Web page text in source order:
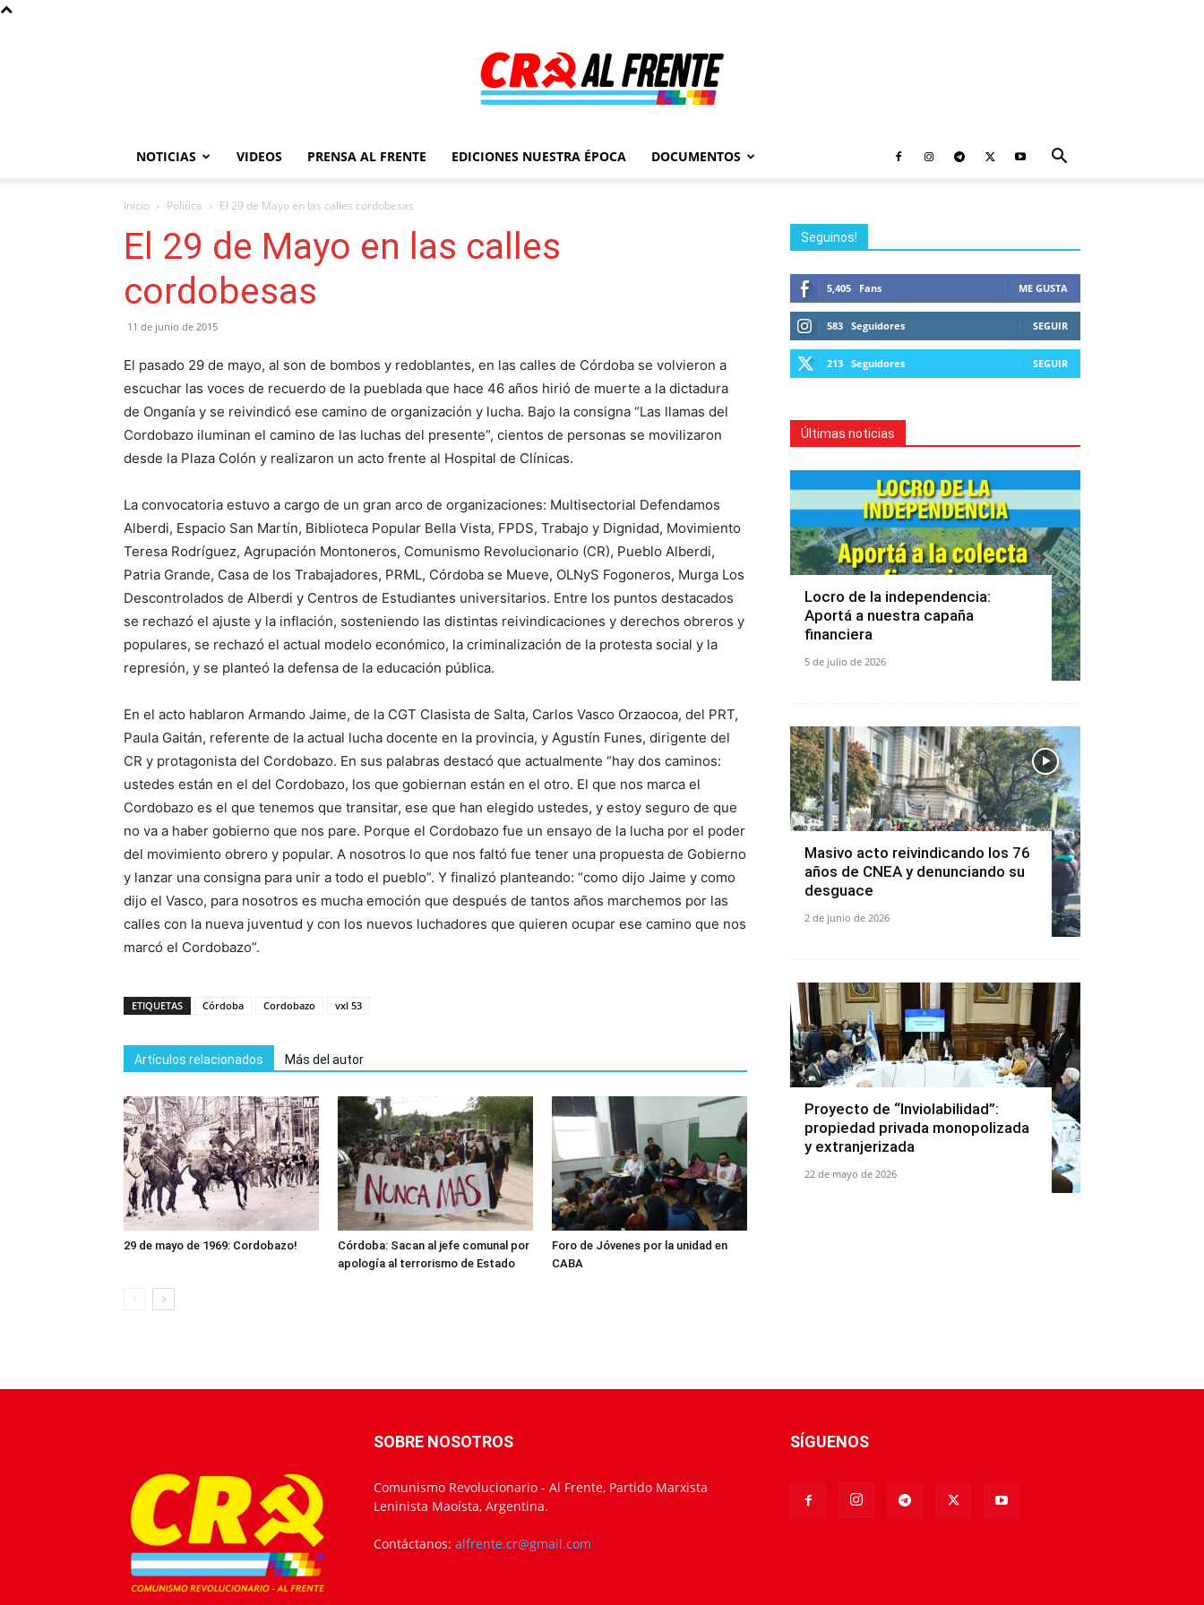
Al
–
CR
NOTICIAS VIDEOS PRENSA AL FRENTE EDICIONES NUESTRA ÉPOCA DOCUMENTOS
Inicio Política El 29 de Mayo en las calles cordobesas
El 29 de Mayo en las calles
cordobesas
11 de junio de 2015
El pasado 29 de mayo, al son de bombos y redoblantes, en las calles de Córdoba se volvieron a
escuchar las voces de recuerdo de la pueblada que hace 46 años hirió de muerte a la dictadura
de Onganía y se reivindicó ese camino de organización y lucha. Bajo la consigna “Las llamas del
Cordobazo iluminan el camino de las luchas del presente”, cientos de personas se movilizaron
desde la Plaza Colón y realizaron un acto frente al Hospital de Clínicas.
La convocatoria estuvo a cargo de un gran arco de organizaciones: Multisectorial Defendamos
Alberdi, Espacio San Martín, Biblioteca Popular Bella Vista, FPDS, Trabajo y Dignidad, Movimiento
Teresa Rodríguez, Agrupación Montoneros, Comunismo Revolucionario (CR), Pueblo Alberdi,
Patria Grande, Casa de los Trabajadores, PRML, Córdoba se Mueve, OLNyS Fogoneros, Murga Los
Descontrolados de Alberdi y Centros de Estudiantes universitarios. Entre los puntos destacados
se rechazó el ajuste y la inflación, sosteniendo las distintas reivindicaciones y derechos obreros y
populares, se rechazó el actual modelo económico, la criminalización de la protesta social y la
represión, y se planteó la defensa de la educación pública.
En el acto hablaron Armando Jaime, de la CGT Clasista de Salta, Carlos Vasco Orzaocoa, del PRT,
Paula Gaitán, referente de la actual lucha docente en la provincia, y Agustín Funes, dirigente del
CR y protagonista del Cordobazo. En sus palabras destacó que actualmente “hay dos caminos:
ustedes están en el del Cordobazo, los que gobiernan están en el otro. El que nos marca el
Cordobazo es el que tenemos que transitar, ese que han elegido ustedes, y estoy seguro de que
no va a haber gobierno que nos pare. Porque el Cordobazo fue un ensayo de la lucha por el poder
del movimiento obrero y popular. A nosotros lo que nos faltó fue tener una propuesta de Gobierno
y lanzar una consigna para unir a todo el pueblo”. Y finalizó planteando: “como dijo Jaime y como
dijo el Vasco, para nosotros es mucha emoción que después de tantos años marchemos por las
calles con la nueva juventud y con los nuevos luchadores que quieren ocupar ese camino que nos
marcó el Cordobazo”.
ETIQUETAS Córdoba Cordobazo vxl 53
Artículos relacionados Más del autor
29 de mayo de 1969: Cordobazo!
Córdoba: Sacan al jefe comunal por
apología al terrorismo de Estado
Foro de Jóvenes por la unidad en
CABA
Seguinos!
5,405 Fans ME GUSTA
583 Seguidores SEGUIR
213 Seguidores SEGUIR
Últimas noticias
Locro de la independencia:
Aportá a nuestra capaña
financiera
5 de julio de 2026
Masivo acto reivindicando los 76
años de CNEA y denunciando su
desguace
2 de junio de 2026
Proyecto de “Inviolabilidad”:
propiedad privada monopolizada
y extranjerizada
22 de mayo de 2026
SOBRE NOSOTROS
Comunismo Revolucionario - Al Frente, Partido Marxista
Leninista Maoísta, Argentina.
Contáctanos: alfrente.cr@gmail.com
SÍGUENOS